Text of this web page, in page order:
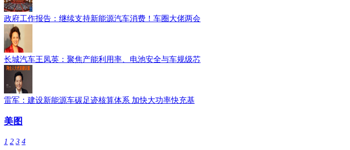
政府工作报告：继续支持新能源汽车消费！车圈大佬两会
长城汽车王凤英：聚焦产能利用率、电池安全与车规级芯
雷军：建设新能源车碳足迹核算体系 加快大功率快充基
美图
1 2 3 4